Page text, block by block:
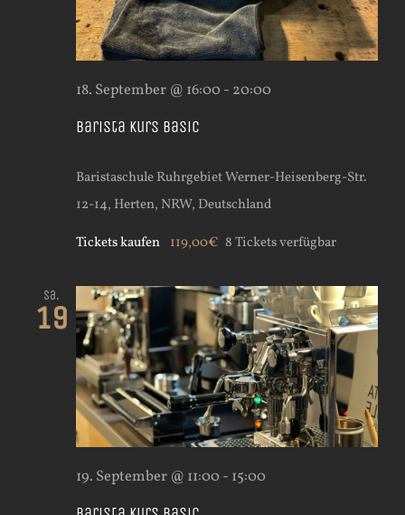
Barista Kurs Basic
18. September @ 16:00- 20:00
Baristaschule RuhrgebietWerner-Heisenberg-Str.
12-14, Herten, NRW, Deutschland
Tickets kaufen 119,00€ 8 Tickets verfügbar
Sa.
19
19. September @ 11:00- 15:00